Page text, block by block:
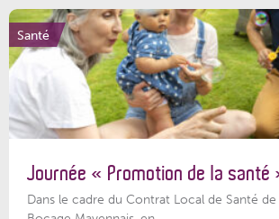
Santé
Journée « Promotion de la santé
Dans le cadre du Contrat Local de Santé de